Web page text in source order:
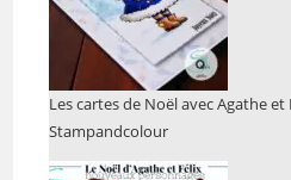
Les cartes de Noël avec Agathe
Stampandcolour